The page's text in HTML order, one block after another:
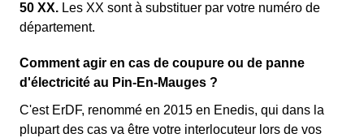
50 XX. Les XX sont à substituer par votre numéro de
département.
Comment agir en cas de coupure ou de panne
d'électricité au Pin-En-Mauges ?
C'est ErDF, renommé en 2015 en Enedis, qui dans la
plupart des cas va être votre interlocuteur lors de vos